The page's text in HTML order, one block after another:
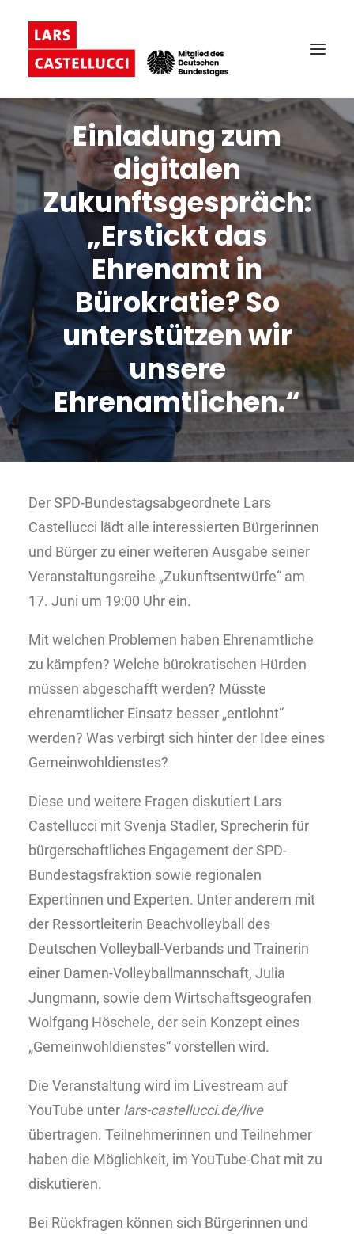
Einladung zum
digitalen
Zukunftsgespräch:
„Erstickt das
Ehrenamt in
Bürokratie? So
unterstützen wir
unsere
Ehrenamtlichen.“
Der SPD-Bundestagsabgeordnete Lars
Castellucci lädt alle interessierten Bürgerinnen
und Bürger zu einer weiteren Ausgabe seiner
Veranstaltungsreihe „Zukunftsentwürfe“ am
17. Juni um 19:00 Uhr ein.
Mit welchen Problemen haben Ehrenamtliche
zu kämpfen? Welche bürokratischen Hürden
müssen abgeschafft werden? Müsste
ehrenamtlicher Einsatz besser „entlohnt“
werden? Was verbirgt sich hinter der Idee eines
Gemeinwohldienstes?
Diese und weitere Fragen diskutiert Lars
Castellucci mit Svenja Stadler, Sprecherin für
bürgerschaftliches Engagement der SPD-
Bundestagsfraktion sowie regionalen
Expertinnen und Experten. Unter anderem mit
der Ressortleiterin Beachvolleyball des
Deutschen Volleyball-Verbands und Trainerin
einer Damen-Volleyballmannschaft, Julia
Jungmann, sowie dem Wirtschaftsgeografen
Wolfgang Höschele, der sein Konzept eines
„Gemeinwohldienstes“ vorstellen wird.
Die Veranstaltung wird im Livestream auf
YouTube unter lars-castellucci.de/live
übertragen. Teilnehmerinnen und Teilnehmer
haben die Möglichkeit, im YouTube-Chat mit zu
diskutieren.
Bei Rückfragen können sich Bürgerinnen und